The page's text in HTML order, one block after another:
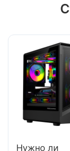
Нужно ли